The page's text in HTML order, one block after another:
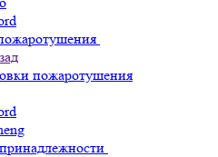
пожаротушения